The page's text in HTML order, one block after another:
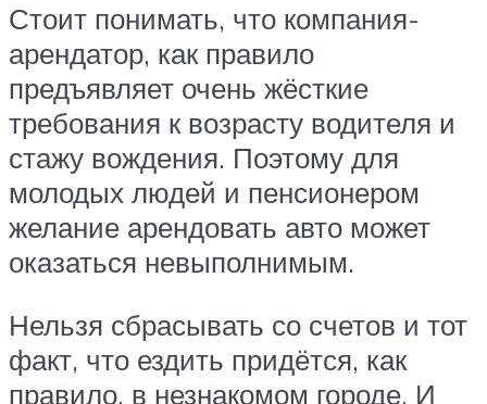
Стоит понимать, что компания-
арендатор, как правило
предъявляет очень жёсткие
требования к возрасту водителя и
стажу вождения. Поэтому для
молодых людей и пенсионером
желание арендовать авто может
оказаться невыполнимым.
Нельзя сбрасывать со счетов и тот
факт, что ездить придётся, как
правило, в незнакомом городе. И